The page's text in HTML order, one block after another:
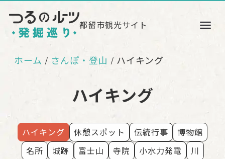
都留市観光サイト
ホーム さんぽ・登山 / ハイキング
ハイキング
ハイキング 休憩スポット 伝統行事
博物館
名所
城跡 富士山 寺院 小水力発電
川